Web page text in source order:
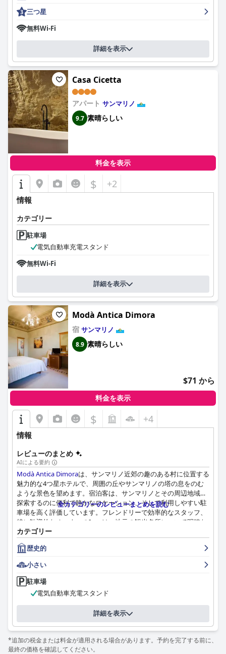
この宿泊施設は、広々として設備の整った宿泊施設で常に高い評
価を得ています。客室は、清潔で明るく整頓されており、モダン
なデザインと機能的なレイアウトが特徴であると評されていま
す。多くの場合、バルコニーが付いており、屋外でリラックスで
きるスペースが追加されています。必需品は十分に用意されてお
り、簡易キッチンや専用エントランスなどのアメニティは利便性
を高めています。客室は非常に快適であると宿泊者は感じていま
すが、防音性の不足に関するわずかな指摘があります。
Residence San Marinoの清潔さは際立った特徴です。宿泊者は、
バスルーム、リネン、客室の完璧な状態をしばしば称賛し、宿泊
施設を広々としていて、居心地が良く、香りが良いと表現してい
ます。全体的な雰囲気は快適で新鮮であり、快適な滞在に貢献し
ています。清掃に関する問題の言及が時々ありましたが、全体的
な感情は非常にポジティブなままです。
のスタッフは、マネージャーの Tatiana へ
の特別な称賛とともに、フレンドリーで親切、そして非常にプロ
フェッショナルであると頻繁に評されています。スタッフの気配
りと思いやり、言語の壁を乗り越えるなどの問題解決スキルは、
ゲストエクスペリエンスを大幅に向上させます。チェックインの
手続きは、その容易さと効率性で注目されています。
Residence San Marinoは、無料、屋根付き、地下施設など、便利
な駐車場も提供しています。宿泊者は、十分なスペースを備えた
駐車場の容易さと安全性を強調し、ストレスのない旅行体験を加
が充実していると感じている一方で、特定のマットレスやベッド
の高さに不快感を感じている人もいます。薄い枕や、ベッドシー
ツの強い洗剤の匂いに関する批判も時々あります。
全体として、Residence San Marinoは、清潔で新しい宿泊施設を
求める人に理想的な、機能的で手入れの行き届いた滞在を提供し
ます。好立地、広々として快適な客室、優れた清潔さ、フレンド
リーなスタッフにより、このレジデンスは価格に見合う価値を提
供し、快適な滞在のための基本的な要件を効果的に満たしていま
す。
三つ星
無料Wi-Fi
詳細を表示
Casa Cicetta
アパート サンマリノ
9.7 素晴らしい
料金を表示
$ +2
情報
カテゴリー
駐車場
電気自動車充電スタンド
無料Wi-Fi
詳細を表示
Modà Antica Dimora
宿 サンマリノ
8.9 素晴らしい
$71 から
料金を表示
$ +4
情報
レビューのまとめ
AIによる要約
Modà Antica Dimoraは、サンマリノ近郊の趣のある村に位置する
魅力的な4つ星ホテルで、周囲の丘やサンマリノの塔の息をのむ
ような景色を望めます。宿泊客は、サンマリノとその周辺地域を
探索するのに便利で静かなロケーション、そして利用しやすい駐
車場を高く評価しています。フレンドリーで効率的なスタッフ、
特に歓迎的なオーナーのIvanは、地元の観光名所について明確な
説明をしてくれ、滞在を快適で楽しいものにしてくれます。広々
とした客室は、アンティーク家具、快適なベッド、ハイドロマッ
サージ浴槽付きの広いバスルームを備え、美しく整えられていま
す。ホテルは完璧に清潔で、コーヒーや紅茶の設備など、可能な
限りの快適さが備わっており、ユニークで贅沢な体験ができま
す。朝食とレストランサービスはCOVID-19の影響で一時的に利用
できませんが、近くのカフェでセルフサービスの朝食やコーヒー
を支払うオプションがあることを宿泊客は評価しています。歴史
的でエレガントな雰囲気は、美しい装飾が施された天井、家具、
フレスコ画など、本格的で魅力的な雰囲気に宿泊客を浸らせま
す。いくつかの小さな不備はあるものの、全体的な意見として
は、施設は申し分なく清潔で、優れた顧客サービスを提供し、手
間のかからない滞在を保証します。結論として、 Modà Antica
全カテゴリーのレビューまとめを読む
カテゴリー
歴史的
小さい
駐車場
電気自動車充電スタンド
詳細を表示
*追加の税金または料金が適用される場合があります。予約を完了する前に、
最終の価格を確認してください。